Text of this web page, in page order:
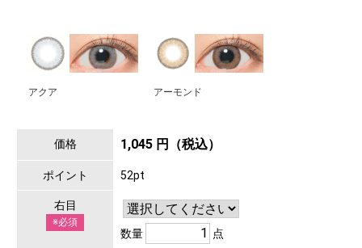
アクア アーモンド
価格 1,045 円（税込）
ポイント 52pt
右目
※必須
数量 点